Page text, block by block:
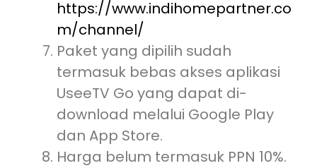
https://www.indihomepartner.co
m/channel/
Paket yang dipilih sudah
termasuk bebas akses aplikasi
UseeTV Go yang dapat di-
download melalui Google Play
dan App Store.
Harga belum termasuk PPN 10%.